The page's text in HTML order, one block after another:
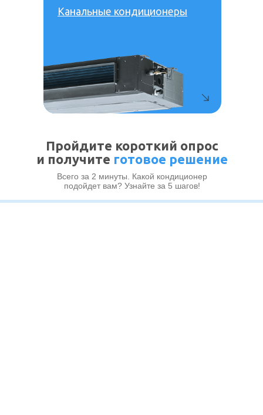
Канальные кондиционеры
Канальные кондиционеры
Пройдите короткий опрос
и получите готовое решение
Всего за 2 минуты. Какой кондиционер
подойдет вам? Узнайте за 5 шагов!